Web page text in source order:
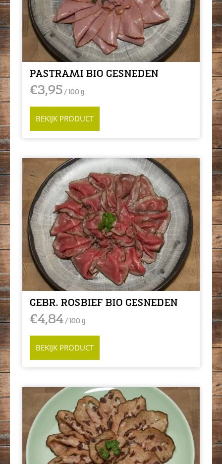
PASTRAMI BIO GESNEDEN
€3,95/ 100 g
BEKIJK PRODUCT
GEBR. ROSBIEF BIO GESNEDEN
€4,84/ 100 g
BEKIJK PRODUCT